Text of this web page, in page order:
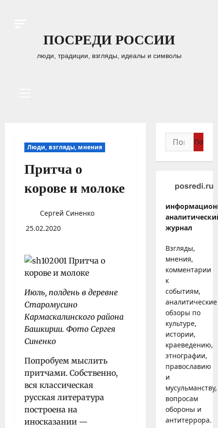
ПОСРЕДИ РОССИИ
люди, традиции, взгляды, идеалы и символы
Люди, взгляды, мнения
Притча о
корове и молоке
Сергей Синенко
25.02.2020
Июль, полдень в деревне
Старомусино
Кармаскалинского района
Башкирии. Фото Сергея
Синенко
Попробуем мыслить
притчами. Собственно,
вся классическая
русская литература
построена на
иносказании —
Найти:
журнал
Взгляды,
мнения,
комментарии
к
событиям,
аналитические
обзоры по
культуре,
истории,
краеведению,
этнографии,
православию
и
мусульманству,
вопросам
обороны и
антитеррора.